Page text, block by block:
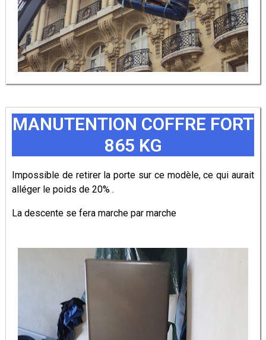
MANUTENTION COFFRE FORT
865 KG
Impossible de retirer la porte sur ce modèle, ce qui aurait
alléger le poids de 20% .
La descente se fera marche par marche